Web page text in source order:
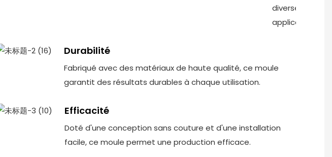
diverses
applications.
Durabilité
Fabriqué avec des matériaux de haute qualité, ce moule
garantit des résultats durables à chaque utilisation.
Efficacité
Doté d'une conception sans couture et d'une installation
facile, ce moule permet une production efficace.